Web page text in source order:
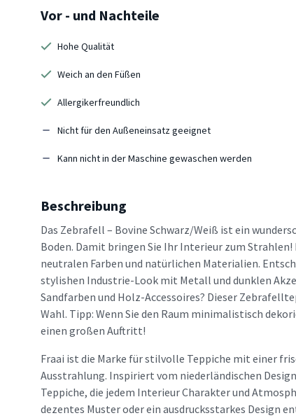
Vor - und Nachteile
Hohe Qualität
Weich an den Füßen
Allergikerfreundlich
Nicht für den Außeneinsatz geeignet
Kann nicht in der Maschine gewaschen werden
Beschreibung
Das Zebrafell – Bovine Schwarz/Weiß ist ein
Boden. Damit bringen Sie Ihr Interieur zum
neutralen Farben und natürlichen Materialien.
stylishen Industrie-Look mit Metall und dunklen
Sandfarben und Holz-Accessoires? Dieser
Wahl. Tipp: Wenn Sie den Raum minimalistisch
einen großen Auftritt!
Fraai ist die Marke für stilvolle Teppiche mit einer
Ausstrahlung. Inspiriert vom niederländischen
Teppiche, die jedem Interieur Charakter und
dezentes Muster oder ein ausdrucksstarkes Design